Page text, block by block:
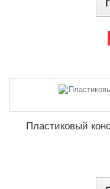
Пластиковый